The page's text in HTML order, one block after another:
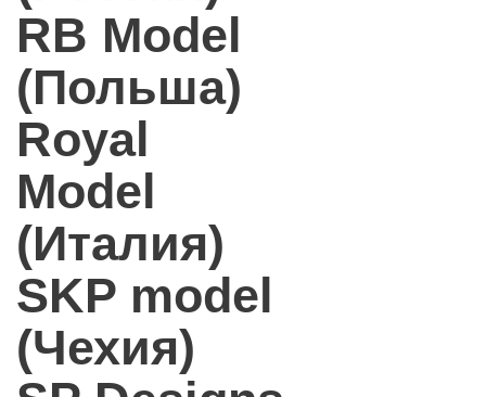
RB Model
(Польша)
Royal
Model
(Италия)
SKP model
(Чехия)